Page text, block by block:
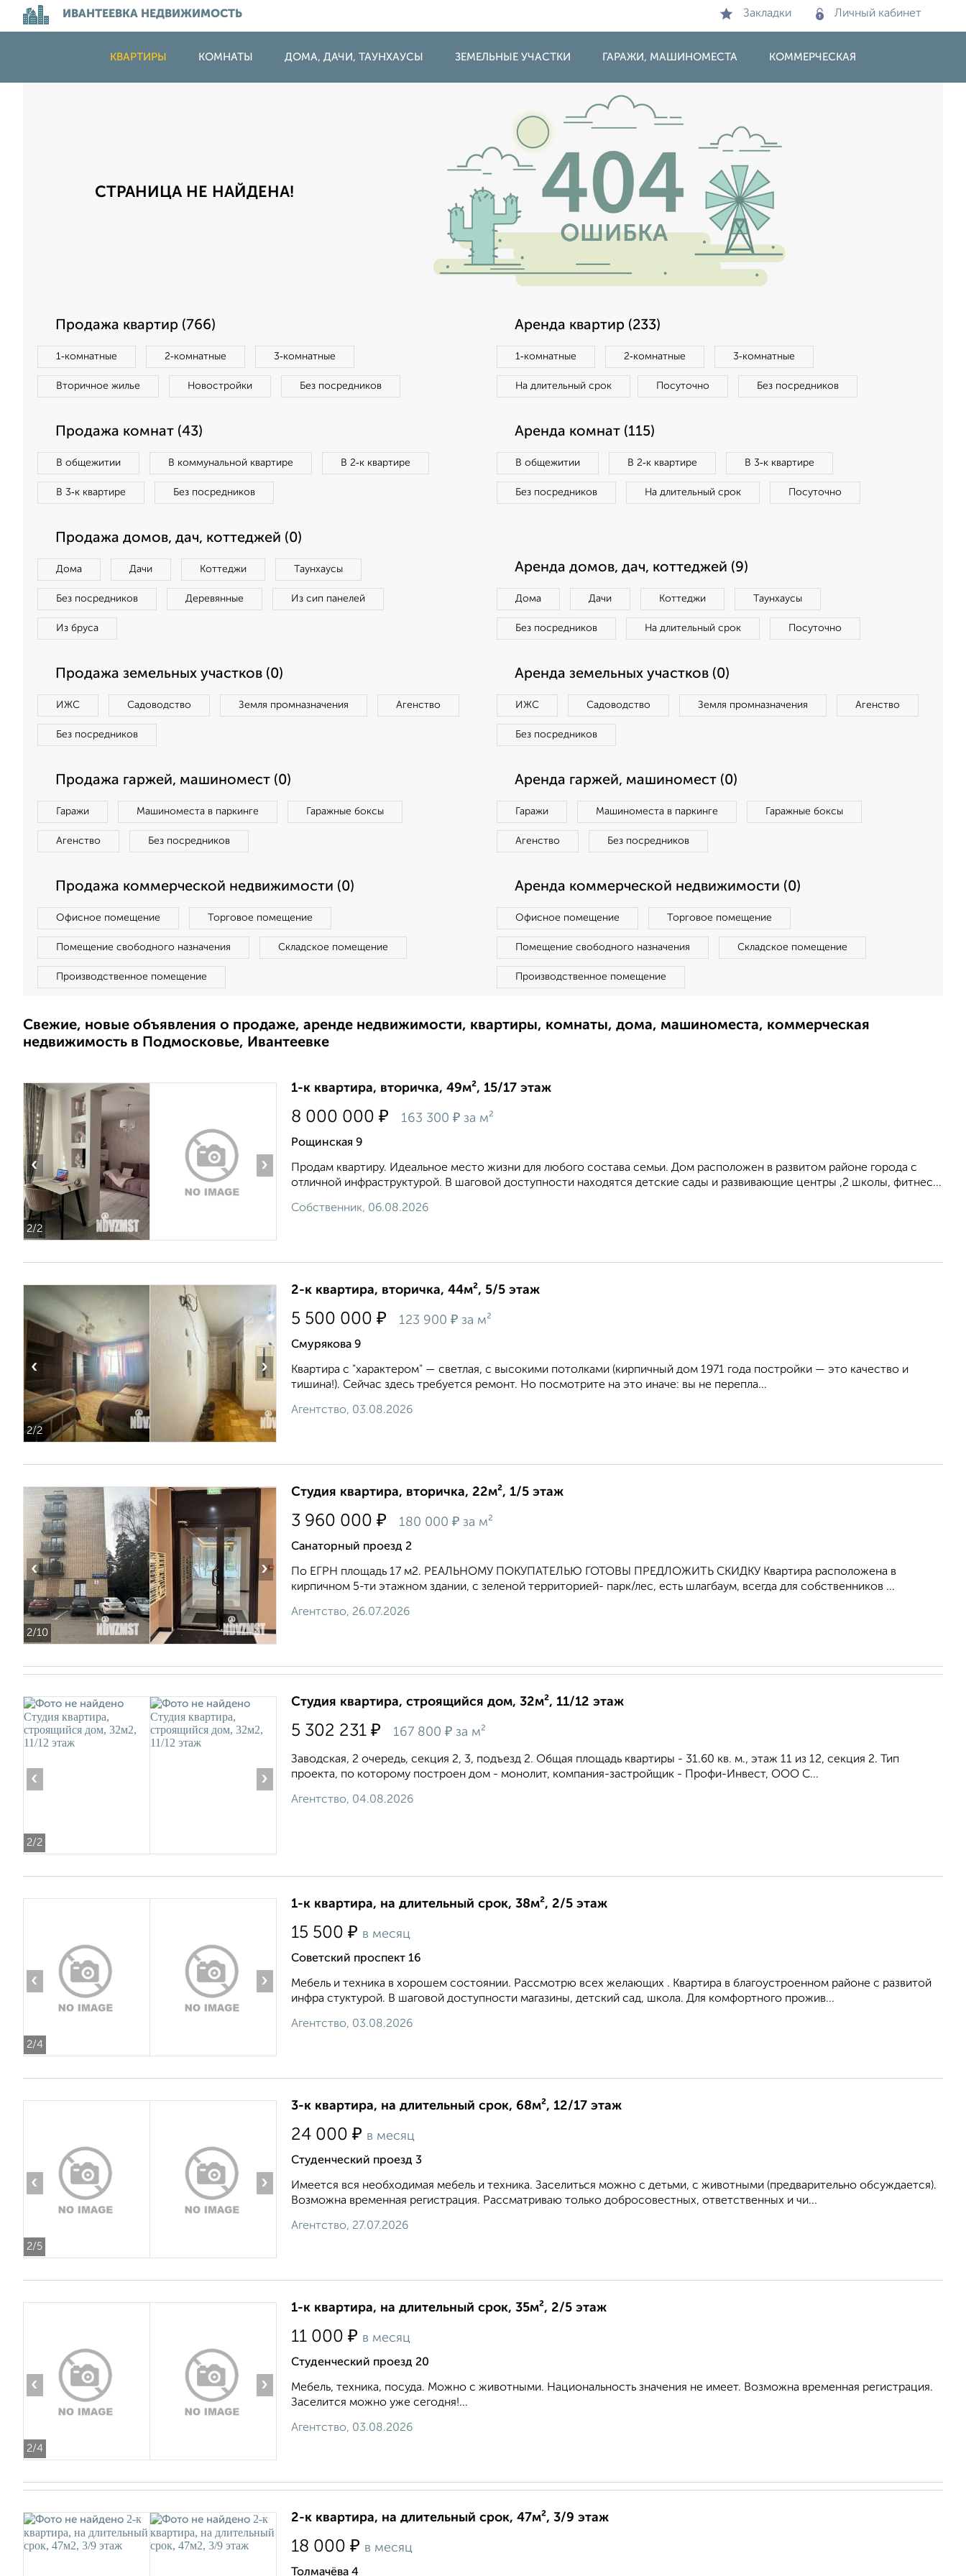
ИВАНТЕЕВКА НЕДВИЖИМОСТЬ Закладки Личный кабинет
КВАРТИРЫ КОМНАТЫ ДОМА, ДАЧИ, ТАУНХАУСЫ ЗЕМЕЛЬНЫЕ УЧАСТКИ ГАРАЖИ, МАШИНОМЕСТА КОММЕРЧЕСКАЯ
СТРАНИЦА НЕ НАЙДЕНА!
Продажа квартир (766)
1‑комнатные 2‑комнатные 3‑комнатные
Вторичное жилье Новостройки Без посредников
Аренда квартир (233)
1‑комнатные 2‑комнатные 3‑комнатные
На длительный срок Посуточно Без посредников
Продажа комнат (43)
В общежитии В коммунальной квартире В 2‑к квартире
В 3‑к квартире Без посредников
Аренда комнат (115)
В общежитии В 2‑к квартире В 3‑к квартире
Без посредников На длительный срок Посуточно
Продажа домов, дач, коттеджей (0)
Дома Дачи Коттеджи Таунхаусы
Без посредников Деревянные Из сип панелей
Из бруса
Аренда домов, дач, коттеджей (9)
Дома Дачи Коттеджи Таунхаусы
Без посредников На длительный срок Посуточно
Продажа земельных участков (0)
ИЖС Садоводство Земля промназначения Агенство
Без посредников
Аренда земельных участков (0)
ИЖС Садоводство Земля промназначения Агенство
Без посредников
Продажа гаржей, машиномест (0)
Гаражи Машиноместа в паркинге Гаражные боксы
Агенство Без посредников
Аренда гаржей, машиномест (0)
Гаражи Машиноместа в паркинге Гаражные боксы
Агенство Без посредников
Продажа коммерческой недвижимости (0)
Офисное помещение Торговое помещение
Помещение свободного назначения Складское помещение
Производственное помещение
Аренда коммерческой недвижимости (0)
Офисное помещение Торговое помещение
Помещение свободного назначения Складское помещение
Производственное помещение
Свежие, новые объявления о продаже, аренде недвижимости, квартиры, комнаты, дома, машиноместа, коммерческая
недвижимость в Подмосковье, Ивантеевке
2/2
‹ ›
1-к квартира, вторичка, 49м², 15/17 этаж
8 000 000 ₽ 163 300 ₽ за м²
Рощинская 9
Продам квартиру. Идеальное место жизни для любого состава семьи. Дом расположен в развитом районе города с
отличной инфраструктурой. В шаговой доступности находятся детские сады и развивающие центры ,2 школы, фитнес...
Собственник, 06.08.2026
2/2
‹ ›
2-к квартира, вторичка, 44м², 5/5 этаж
5 500 000 ₽ 123 900 ₽ за м²
Смурякова 9
Квартира с "характером" — светлая, с высокими потолками (кирпичный дом 1971 года постройки — это качество и
тишина!). Сейчас здесь требуется ремонт. Но посмотрите на это иначе: вы не перепла...
Агентство, 03.08.2026
2/10
‹ ›
Студия квартира, вторичка, 22м², 1/5 этаж
3 960 000 ₽ 180 000 ₽ за м²
Санаторный проезд 2
По ЕГРН площадь 17 м2. РЕАЛЬНОМУ ПОКУПАТЕЛЬЮ ГОТОВЫ ПРЕДЛОЖИТЬ СКИДКУ Квартира расположена в
кирпичном 5-ти этажном здании, с зеленой территорией- парк/лес, есть шлагбаум, всегда для собственников ...
Агентство, 26.07.2026
2/2
‹ ›
Студия квартира, строящийся дом, 32м², 11/12 этаж
5 302 231 ₽ 167 800 ₽ за м²
Заводская, 2 очередь, секция 2, 3, подъезд 2. Общая площадь квартиры - 31.60 кв. м., этаж 11 из 12, секция 2. Тип
проекта, по которому построен дом - монолит, компания-застройщик - Профи-Инвест, ООО С...
Агентство, 04.08.2026
2/4
‹ ›
1-к квартира, на длительный срок, 38м², 2/5 этаж
15 500 ₽ в месяц
Советский проспект 16
Мебель и техника в хорошем состоянии. Рассмотрю всех желающих . Квартира в благоустроенном районе с развитой
инфра стуктурой. В шаговой доступности магазины, детский сад, школа. Для комфортного прожив...
Агентство, 03.08.2026
2/5
‹ ›
3-к квартира, на длительный срок, 68м², 12/17 этаж
24 000 ₽ в месяц
Студенческий проезд 3
Имеется вся необходимая мебель и техника. Заселиться можно с детьми, с животными (предварительно обсуждается).
Возможна временная регистрация. Рассматриваю только добросовестных, ответственных и чи...
Агентство, 27.07.2026
2/4
‹ ›
1-к квартира, на длительный срок, 35м², 2/5 этаж
11 000 ₽ в месяц
Студенческий проезд 20
Мебель, техника, посуда. Можно с животными. Национальность значения не имеет. Возможна временная регистрация.
Заселится можно уже сегодня!...
Агентство, 03.08.2026
2-к квартира, на длительный срок, 47м², 3/9 этаж
18 000 ₽ в месяц
Толмачёва 4